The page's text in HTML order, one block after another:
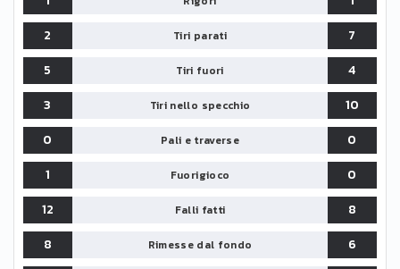
2
Tiri parati
7
5
Tiri fuori
4
3
Tiri nello specchio
10
0
Pali e traverse
0
1
Fuorigioco
0
12
Falli fatti
8
8
Rimesse dal fondo
6